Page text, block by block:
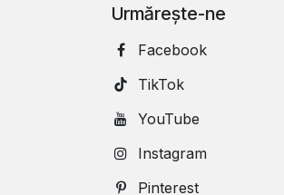
Urmărește-ne
Facebook
TikTok
YouTube
Instagram
Pinterest